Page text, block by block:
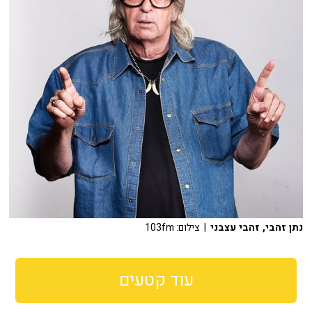
נתן זהבי, זהבי עצבני | צילום: 103fm
עוד קטעים